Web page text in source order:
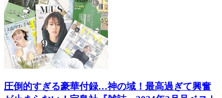
圧倒的すぎる豪華付録…神の域！最高過ぎて興奮